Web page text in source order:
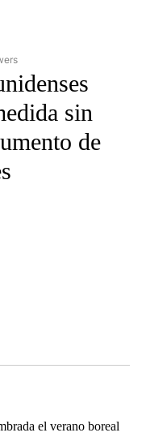
SPANISH" TO RECEIVE
sin
de
el verano boreal